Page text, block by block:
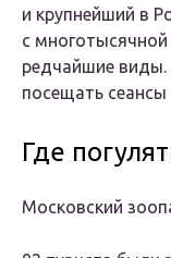
и крупнейший в
с
редчайшие виды.
посещать
Где
Московский